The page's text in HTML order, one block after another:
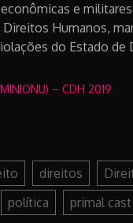
e
Humanos,
do Estado
– CDH 2019
direitos
política primal cast